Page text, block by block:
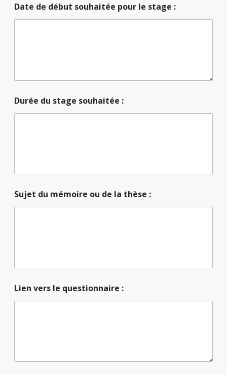
:
l
Date de début souhaitée pour le stage :
Durée du stage souhaitée :
Sujet du mémoire ou de la thèse :
Lien vers le questionnaire :